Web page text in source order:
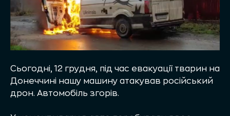
Сьогодні, 12 грудня, під час евакуації тварин на
Донеччині нашу машину атакував російський
дрон. Автомобіль згорів.